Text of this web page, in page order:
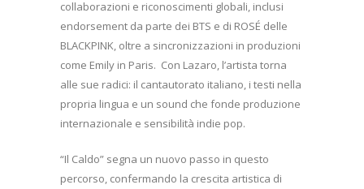
collaborazioni e riconoscimenti globali, inclusi
endorsement da parte dei BTS e di ROSÉ delle
BLACKPINK, oltre a sincronizzazioni in produzioni
come Emily in Paris. Con Lazaro, l’artista torna
alle sue radici: il cantautorato italiano, i testi nella
propria lingua e un sound che fonde produzione
internazionale e sensibilità indie pop.
“Il Caldo” segna un nuovo passo in questo
percorso, confermando la crescita artistica di